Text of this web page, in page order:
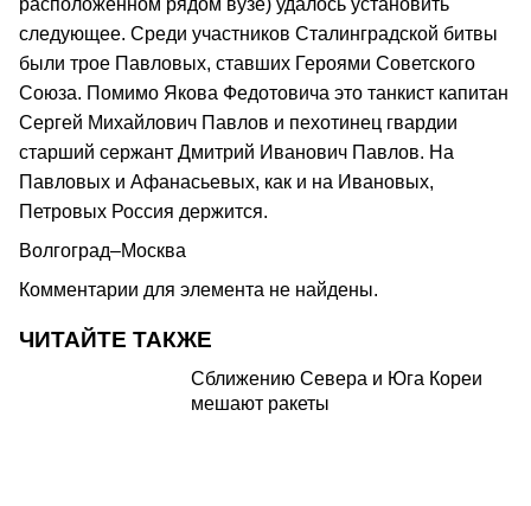
расположенном рядом вузе) удалось установить
следующее. Среди участников Сталинградской битвы
были трое Павловых, ставших Героями Советского
Союза. Помимо Якова Федотовича это танкист капитан
Сергей Михайлович Павлов и пехотинец гвардии
старший сержант Дмитрий Иванович Павлов. На
Павловых и Афанасьевых, как и на Ивановых,
Петровых Россия держится.
Волгоград–Москва
Комментарии для элемента не найдены.
ЧИТАЙТЕ ТАКЖЕ
Сближению Севера и Юга Кореи
мешают ракеты